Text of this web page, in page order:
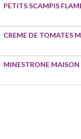
CREME DE TOMATES
MINESTRONE MAISON